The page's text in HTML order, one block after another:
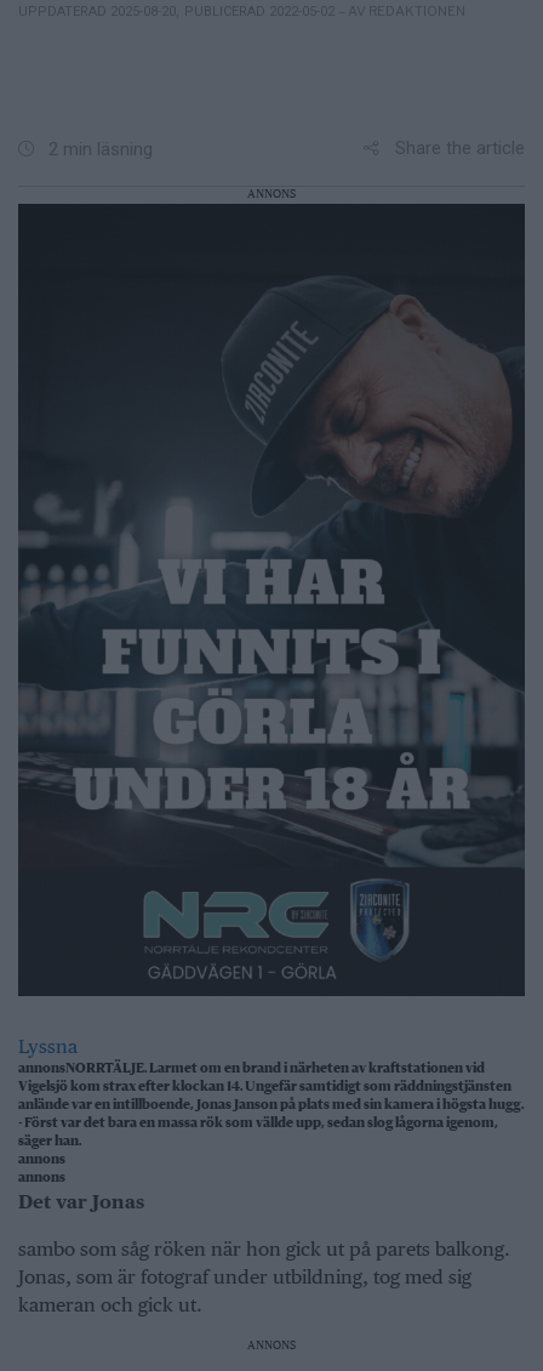
UPPDATERAD 2025-08-20 PUBLICERAD 2022-05-02 – AV REDAKTIONEN
2 min läsning Share the article
ANNONS
Lyssna
annonsNORRTÄLJE. Larmet om en brand i närheten av kraftstationen vid
Vigelsjö kom strax efter klockan 14. Ungefär samtidigt som räddningstjänsten
anlände var en intillboende, Jonas Janson på plats med sin kamera i högsta hugg.
- Först var det bara en massa rök som vällde upp, sedan slog lågorna igenom,
säger han.
annons
annons
Det var Jonas
sambo som såg röken när hon gick ut på parets balkong.
Jonas, som är fotograf under utbildning, tog med sig
kameran och gick ut.
ANNONS